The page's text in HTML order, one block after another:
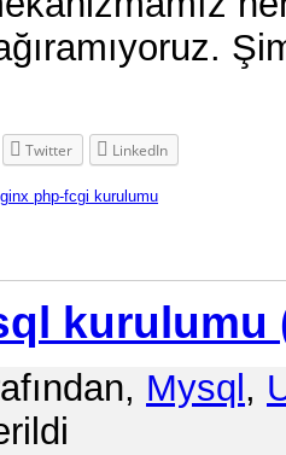
Twitter LinkedIn
php-fcgi kurulumu
kurulumu
Mysql ,